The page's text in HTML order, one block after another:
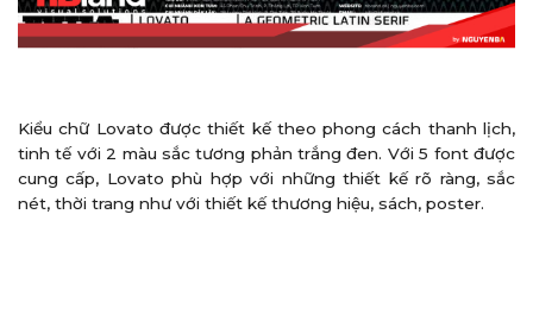
Kiểu chữ Lovato được thiết kế theo phong cách thanh lịch,
tinh tế với 2 màu sắc tương phản trắng đen. Với 5 font được
cung cấp, Lovato phù hợp với những thiết kế rõ ràng, sắc
nét, thời trang như với thiết kế thương hiệu, sách, poster.